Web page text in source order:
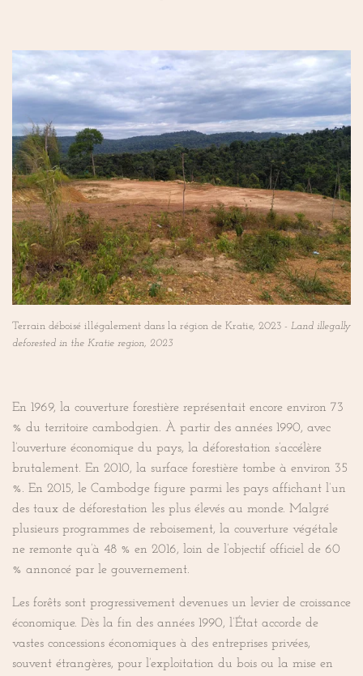
Terrain déboisé illégalement dans la région de Kratie, 2023 - Land illegally
deforested in the Kratie region, 2023
En 1969, la couverture forestière représentait encore environ 73
% du territoire cambodgien. À partir des années 1990, avec
l’ouverture économique du pays, la déforestation s’accélère
brutalement. En 2010, la surface forestière tombe à environ 35
%. En 2015, le Cambodge figure parmi les pays affichant l’un
des taux de déforestation les plus élevés au monde. Malgré
plusieurs programmes de reboisement, la couverture végétale
ne remonte qu’à 48 % en 2016, loin de l’objectif officiel de 60
% annoncé par le gouvernement.
Les forêts sont progressivement devenues un levier de croissance
économique. Dès la fin des années 1990, l’État accorde de
vastes concessions économiques à des entreprises privées,
souvent étrangères, pour l’exploitation du bois ou la mise en